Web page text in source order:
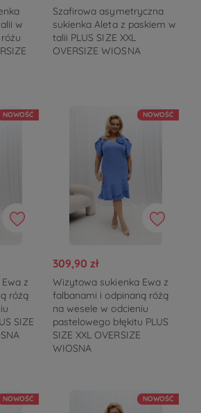
w
Szafirowa asymetryczna
sukienka Aleta z paskiem w
talii PLUS SIZE XXL
OVERSIZE WIOSNA
NOWOŚĆ
z
różą
SIZE
NOWOŚĆ
309,90 zł
Wizytowa sukienka Ewa z
falbanami i odpinaną różą
na wesele w odcieniu
pastelowego błękitu PLUS
SIZE XXL OVERSIZE
WIOSNA
NOWOŚĆ NOWOŚĆ